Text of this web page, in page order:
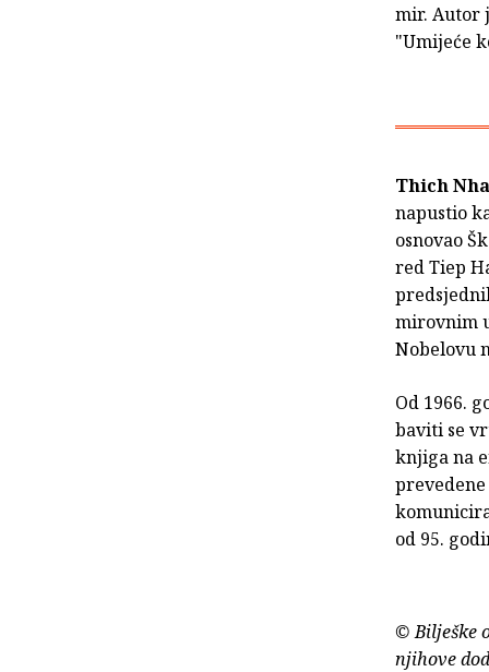
mir. Autor
"Umijeće
Thich
napustio
osnovao
red Tiep
mirovnim
Nobelovu
Od 1966.
baviti se
knjiga na
od 95.
© Bilješke
njihove